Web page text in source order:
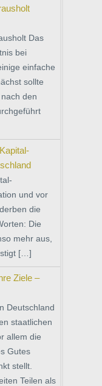
Das
bei
einfache
sollte
den
und vor
die
Die
mehr aus,
[…]
Ziele –
Deutschland
staatlichen
allem die
Gutes
stellt.
Teilen als